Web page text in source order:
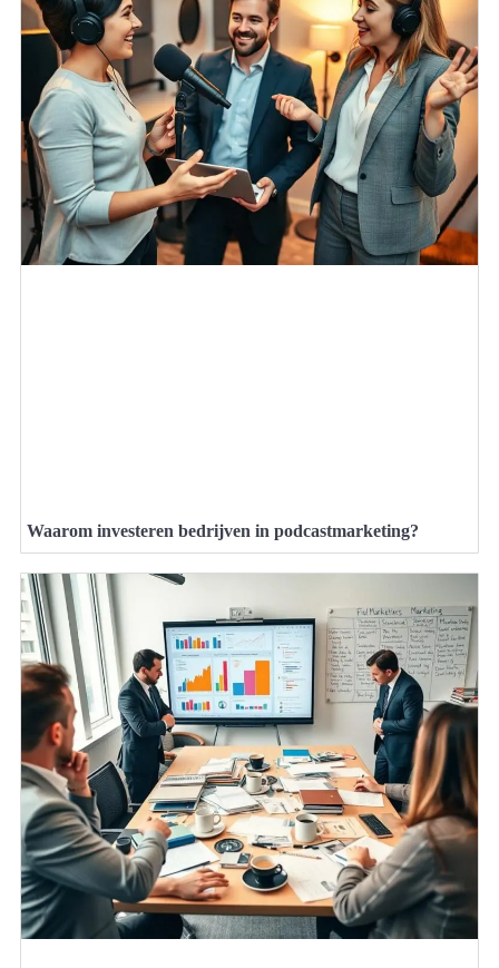
Waarom investeren bedrijven in podcastmarketing?